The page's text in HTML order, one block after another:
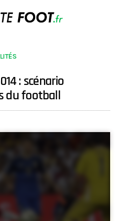
: scénario
du football